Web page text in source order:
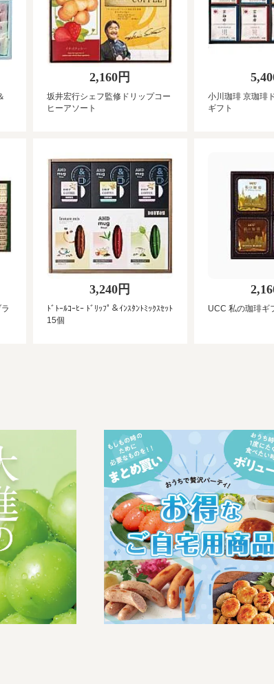
2,160円
坂井宏行シェフ監修ドリップコー
ヒーアソート
小川珈琲 京珈琲
ギフト
3,240円
ﾄﾞﾄｰﾙｺｰﾋｰ ﾄﾞﾘｯﾌﾟ＆ｲﾝｽﾀﾝﾄﾐｯｸｽｾｯﾄ
15個
UCC 私の珈琲ギ